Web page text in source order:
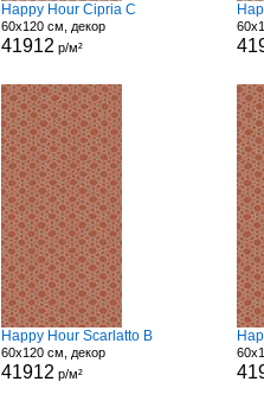
Happy Hour Cipria C
60x120 см, декор
41912 р/м²
Happy Hour Scarlatto B
60x120 см, декор
41912 р/м²